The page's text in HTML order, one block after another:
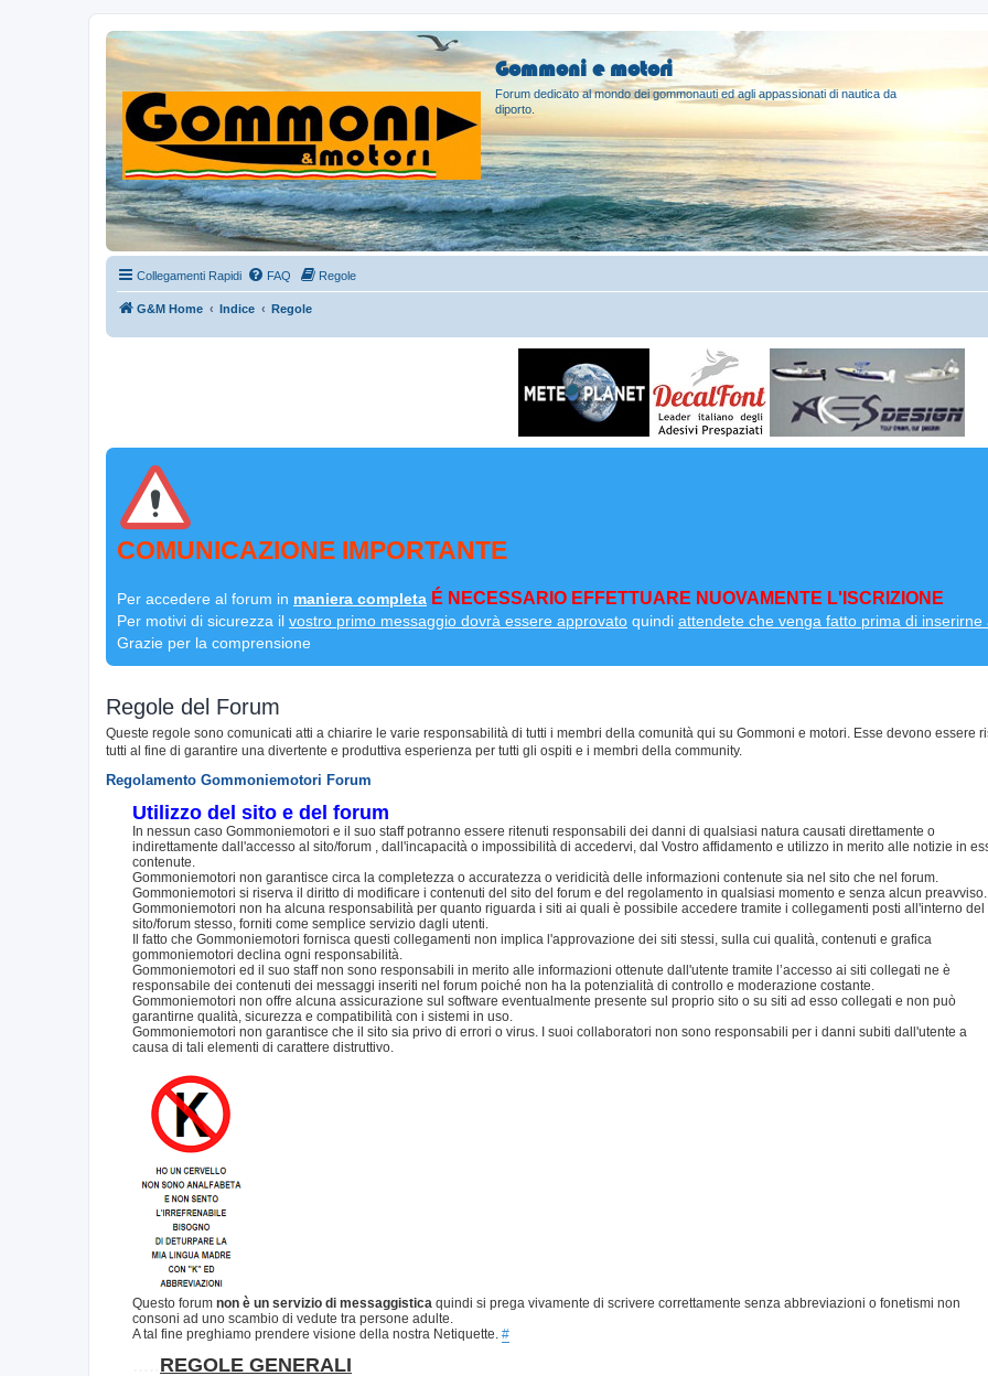
Gommoni e motori
Forum dedicato al mondo dei gommonauti ed agli appassionati di nautica da
diporto.
Collegamenti Rapidi FAQ Regole
G&M Home Indice Regole
COMUNICAZIONE IMPORTANTE
Per accedere al forum in maniera completa É NECESSARIO EFFETTUARE NUOVAMENTE L'ISCRIZIONE
Per motivi di sicurezza il vostro primo messaggio dovrà essere approvato quindi attendete che venga fatto prima di inserirne
Grazie per la comprensione
Regole del Forum
Queste regole sono comunicati atti a chiarire le varie responsabilità di tutti i membri della comunità qui su Gommoni e motori. Esse devono essere
tutti al fine di garantire una divertente e produttiva esperienza per tutti gli ospiti e i membri della community.
Regolamento Gommoniemotori Forum
Utilizzo del sito e del forum
In nessun caso Gommoniemotori e il suo staff potranno essere ritenuti responsabili dei danni di qualsiasi natura causati direttamente o
indirettamente dall'accesso al sito/forum , dall'incapacità o impossibilità di accedervi, dal Vostro affidamento e utilizzo in merito alle notizie in
contenute.
Gommoniemotori non garantisce circa la completezza o accuratezza o veridicità delle informazioni contenute sia nel sito che nel forum.
Gommoniemotori si riserva il diritto di modificare i contenuti del sito del forum e del regolamento in qualsiasi momento e senza alcun preavviso.
Gommoniemotori non ha alcuna responsabilità per quanto riguarda i siti ai quali è possibile accedere tramite i collegamenti posti all'interno del
sito/forum stesso, forniti come semplice servizio dagli utenti.
Il fatto che Gommoniemotori fornisca questi collegamenti non implica l'approvazione dei siti stessi, sulla cui qualità, contenuti e grafica
gommoniemotori declina ogni responsabilità.
Gommoniemotori ed il suo staff non sono responsabili in merito alle informazioni ottenute dall'utente tramite l’accesso ai siti collegati ne è
responsabile dei contenuti dei messaggi inseriti nel forum poiché non ha la potenzialità di controllo e moderazione costante.
Gommoniemotori non offre alcuna assicurazione sul software eventualmente presente sul proprio sito o su siti ad esso collegati e non può
garantirne qualità, sicurezza e compatibilità con i sistemi in uso.
Gommoniemotori non garantisce che il sito sia privo di errori o virus. I suoi collaboratori non sono responsabili per i danni subiti dall'utente a
causa di tali elementi di carattere distruttivo.
Questo forum non è un servizio di messaggistica quindi si prega vivamente di scrivere correttamente senza abbreviazioni o fonetismi non
consoni ad uno scambio di vedute tra persone adulte.
A tal fine preghiamo prendere visione della nostra Netiquette. #
REGOLE GENERALI